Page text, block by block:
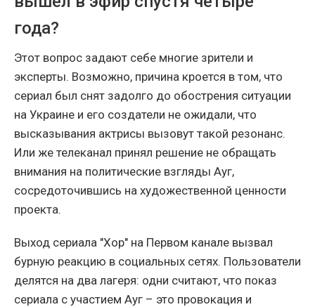
года?
Этот вопрос задают себе многие зрители и
эксперты. Возможно, причина кроется в том, что
сериал был снят задолго до обострения ситуации
на Украине и его создатели не ожидали, что
высказывания актрисы вызовут такой резонанс.
Или же телеканал принял решение не обращать
внимания на политические взгляды Ауг,
сосредоточившись на художественной ценности
проекта.
Выход сериала "Хор" на Первом канале вызвал
бурную реакцию в социальных сетях. Пользователи
делятся на два лагеря: одни считают, что показ
сериала с участием Ауг – это провокация и